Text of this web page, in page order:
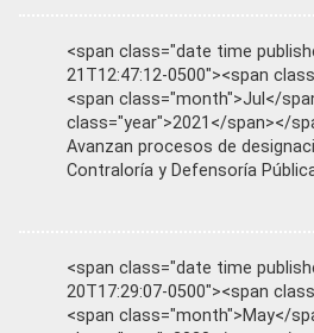
<span class="date time
21T12:47:12-0500"><span
<span class="month">Jul</
class="year">2021</span></
Avanzan procesos de
Contraloría y Defensoría
<span class="date time
20T17:29:07-0500"><span
<span class="month">May</